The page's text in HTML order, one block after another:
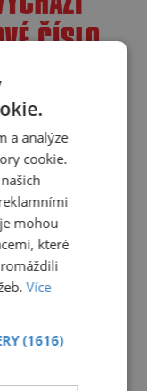
na panstvo
naléhá
a analýze
cookie.
mohou
které
Více
(1616)